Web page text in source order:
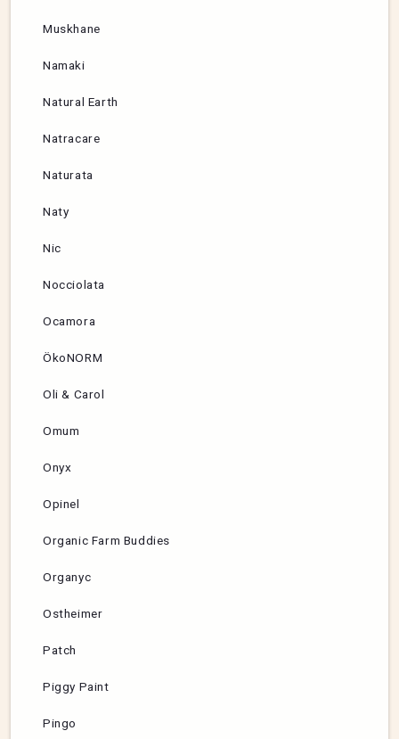
Muskhane
Namaki
Natural Earth
Natracare
Naturata
Naty
Nic
Nocciolata
Ocamora
ÖkoNORM
Oli & Carol
Omum
Onyx
Opinel
Organic Farm Buddies
Organyc
Ostheimer
Patch
Piggy Paint
Pingo